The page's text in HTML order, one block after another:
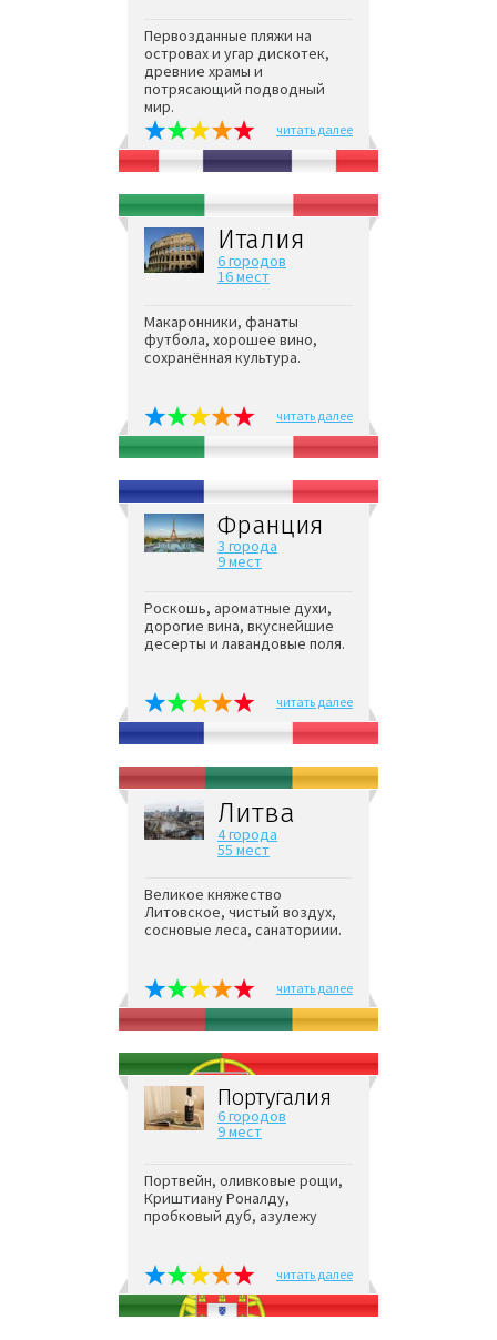
Первозданные пляжи на
островах и угар дискотек,
древние храмы и
потрясающий подводный
мир.
читать далее
Италия
6 городов
16 мест
Макаронники, фанаты
футбола, хорошее вино,
сохранённая культура.
читать далее
Франция
3 города
9 мест
Роскошь, ароматные духи,
дорогие вина, вкуснейшие
десерты и лавандовые поля.
читать далее
Литва
4 города
55 мест
Великое княжество
Литовское, чистый воздух,
сосновые леса, санаториии.
читать далее
Португалия
6 городов
9 мест
Портвейн, оливковые рощи,
Криштиану Роналду,
пробковый дуб, азулежу
читать далее